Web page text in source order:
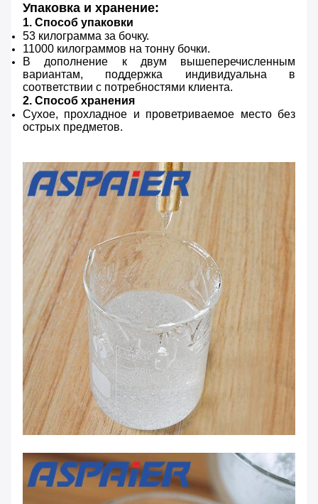
Упаковка и хранение:
1. Способ упаковки
53 килограмма за бочку.
11000 килограммов на тонну бочки.
В дополнение к двум вышеперечисленным
вариантам, поддержка индивидуальна в
соответствии с потребностями клиента.
2. Способ хранения
Сухое, прохладное и проветриваемое место без
острых предметов.